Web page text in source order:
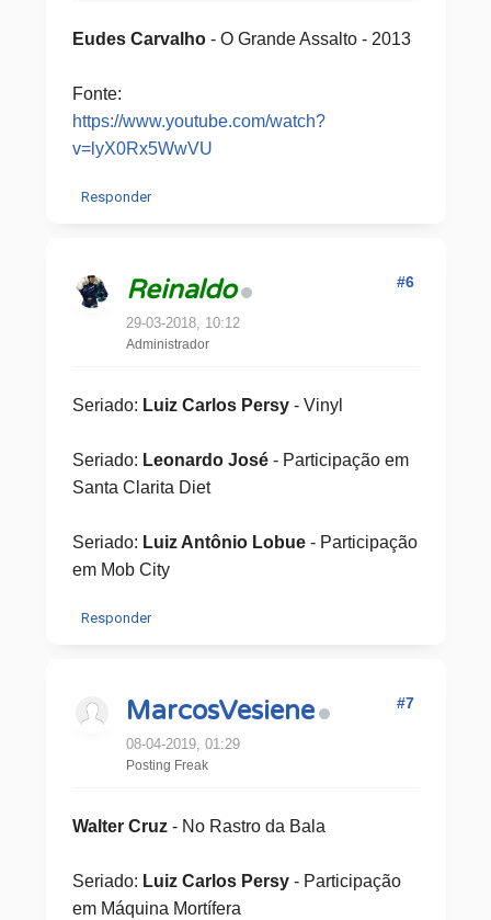
Eudes Carvalho- O Grande Assalto - 2013
Fonte:
https://www.youtube.com/watch?
v=lyX0Rx5WwVU
Responder
Reinaldo
29-03-2018, 10:12
Administrador
#6
Seriado: Luiz Carlos Persy- Vinyl
Seriado: Leonardo José- Participação em
Santa Clarita Diet
Seriado: Luiz Antônio Lobue- Participação
em Mob City
Responder
MarcosVesiene
08-04-2019, 01:29
Posting Freak
#7
Walter Cruz- No Rastro da Bala
Seriado: Luiz Carlos Persy- Participação
em Máquina Mortífera